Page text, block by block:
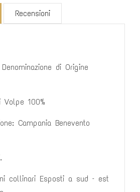
Recensioni
di Origine
Volpe 100%
Campania Benevento
collinari Esposti a sud – est